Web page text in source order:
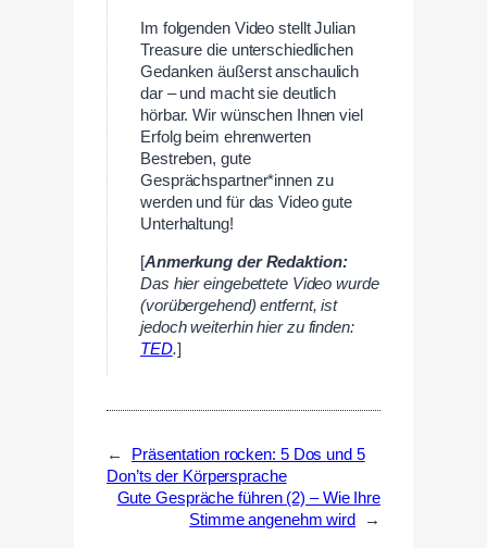
Im folgenden Video stellt Julian
Treasure die unterschiedlichen
Gedanken äußerst anschaulich
dar – und macht sie deutlich
hörbar. Wir wünschen Ihnen viel
Erfolg beim ehrenwerten
Bestreben, gute
Gesprächspartner*innen zu
werden und für das Video gute
Unterhaltung!
[Anmerkung der Redaktion:
Das hier eingebettete Video wurde
(vorübergehend) entfernt, ist
jedoch weiterhin hier zu finden:
TED.]
←
Präsentation rocken: 5 Dos und 5
Don’ts der Körpersprache
Gute Gespräche führen (2) – Wie Ihre
Stimme angenehm wird
→